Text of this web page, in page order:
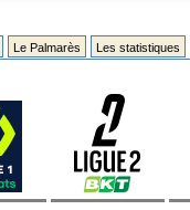
Le Palmarès Les statistiques